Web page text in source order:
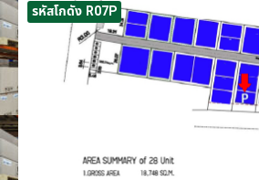
รหัสโกดัง R07P